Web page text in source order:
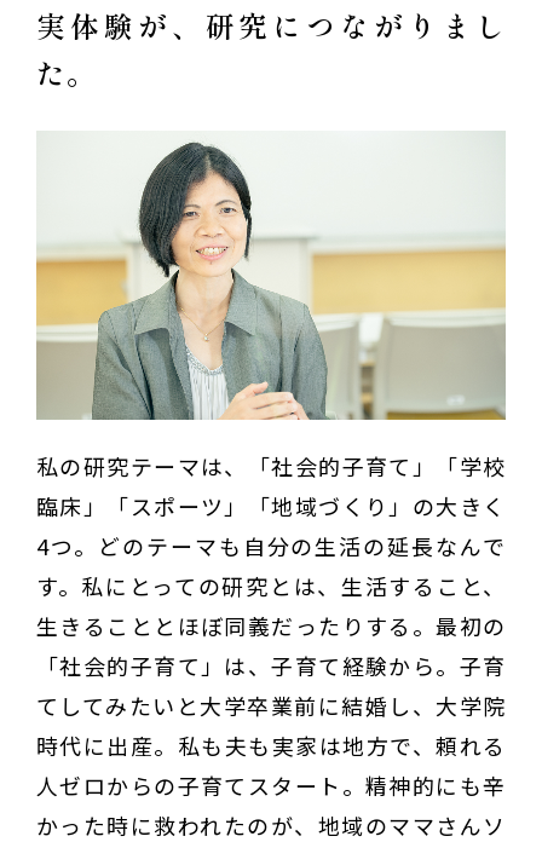
実体験が、研究につながりまし
た。
私の研究テーマは、「社会的子育て」「学校
臨床」「スポーツ」「地域づくり」の大きく
4つ。どのテーマも自分の生活の延長なんで
す。私にとっての研究とは、生活すること、
生きることとほぼ同義だったりする。最初の
「社会的子育て」は、子育て経験から。子育
てしてみたいと大学卒業前に結婚し、大学院
時代に出産。私も夫も実家は地方で、頼れる
人ゼロからの子育てスタート。精神的にも辛
かった時に救われたのが、地域のママさんソ